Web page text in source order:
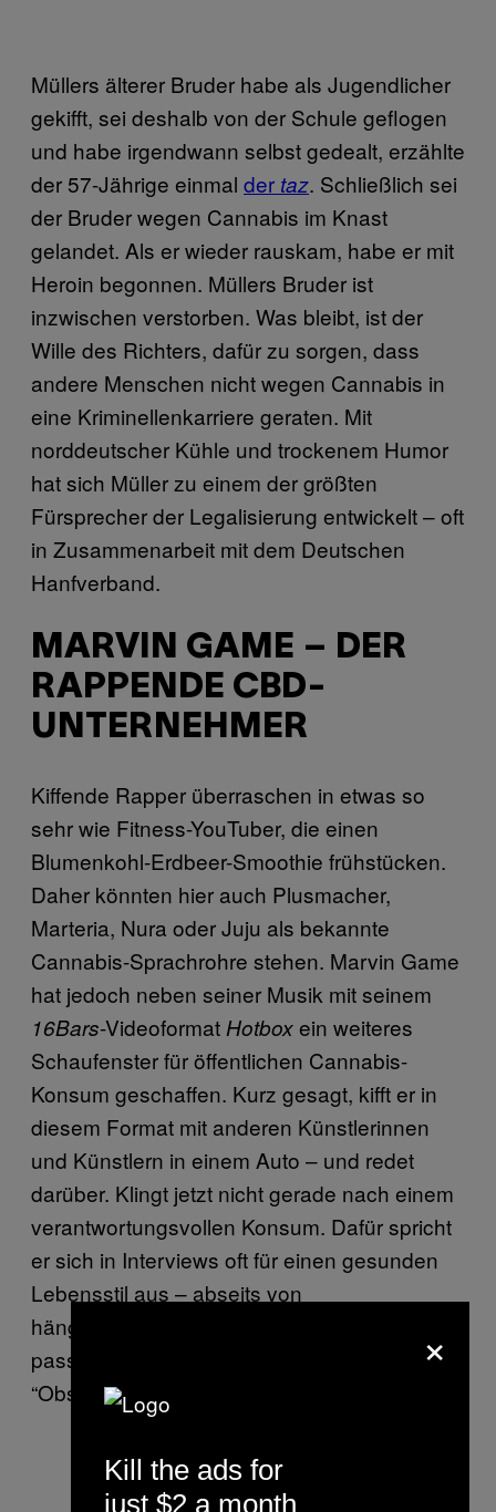
Müllers älterer Bruder habe als Jugendlicher
gekifft, sei deshalb von der Schule geflogen
und habe irgendwann selbst gedealt, erzählte
der 57-Jährige einmal der taz. Schließlich sei
der Bruder wegen Cannabis im Knast
gelandet. Als er wieder rauskam, habe er mit
Heroin begonnen. Müllers Bruder ist
inzwischen verstorben. Was bleibt, ist der
Wille des Richters, dafür zu sorgen, dass
andere Menschen nicht wegen Cannabis in
eine Kriminellenkarriere geraten. Mit
norddeutscher Kühle und trockenem Humor
hat sich Müller zu einem der größten
Fürsprecher der Legalisierung entwickelt – oft
in Zusammenarbeit mit dem Deutschen
Hanfverband.
MARVIN GAME – DER
RAPPENDE CBD-
UNTERNEHMER
Kiffende Rapper überraschen in etwas so
sehr wie Fitness-YouTuber, die einen
Blumenkohl-Erdbeer-Smoothie frühstücken.
Daher könnten hier auch Plusmacher,
Marteria, Nura oder Juju als bekannte
Cannabis-Sprachrohre stehen. Marvin Game
hat jedoch neben seiner Musik mit seinem
16Bars-Videoformat Hotboxein weiteres
Schaufenster für öffentlichen Cannabis-
Konsum geschaffen. Kurz gesagt, kifft er in
diesem Format mit anderen Künstlerinnen
und Künstlern in einem Auto – und redet
darüber. Klingt jetzt nicht gerade nach einem
verantwortungsvollen Konsum. Dafür spricht
er sich in Interviews oft für einen gesunden
Lebensstil aus – abseits von
hängengebliebenen Kiffer-Klischees. Dazu
passt auch eine eigene CBD-Gras-Sorte
“Obstsalat”.
×
Kill the ads for
just $2 a month